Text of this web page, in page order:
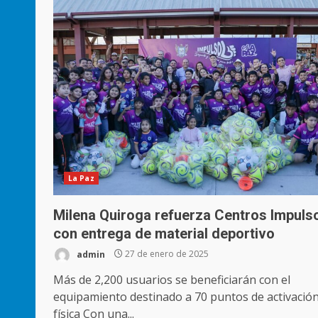
La Paz
Milena Quiroga refuerza Centros
con entrega de material deportivo
admin 27 de enero de 2025
Más de 2,200 usuarios se beneficiarán con el
equipamiento destinado a 70 puntos de
física Con una...